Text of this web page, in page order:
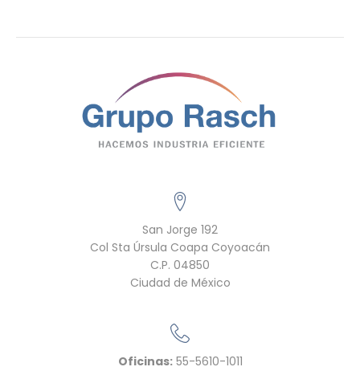
San Jorge 192
Col Sta Úrsula Coapa Coyoacán
C.P. 04850
Ciudad de México
Oficinas:55-5610-1011